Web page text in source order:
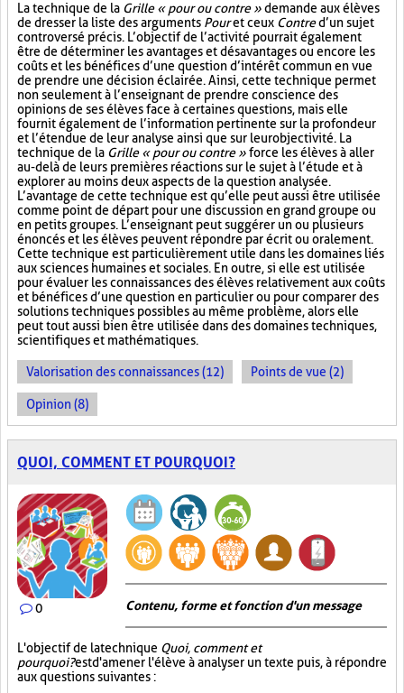
La technique de la Grille « pour ou contre »demande aux élèves
de dresser la liste des arguments Pouret ceux Contred’un sujet
controversé précis. L’objectif de l’activité pourrait également
être de déterminer les avantages et désavantages ou encore les
coûts et les bénéfices d’une question d’intérêt commun en vue
de prendre une décision éclairée. Ainsi, cette technique permet
non seulement à l’enseignant de prendre conscience des
opinions de ses élèves face à certaines questions, mais elle
fournit également de l’information pertinente sur la profondeur
et l’étendue de leur analyse ainsi que sur leur objectivité. La
technique de la Grille « pour ou contre »force les élèves à aller
au-delà de leurs premières réactions sur le sujet à l’étude et à
explorer au moins deux aspects de la question analysée.
L’avantage de cette technique est qu’elle peut aussi être utilisée
comme point de départ pour une discussion en grand groupe ou
en petits groupes. L’enseignant peut suggérer un ou plusieurs
énoncés et les élèves peuvent répondre par écrit ou oralement.
Cette technique est particulièrement utile dans les domaines liés
aux sciences humaines et sociales. En outre, si elle est utilisée
pour évaluer les connaissances des élèves relativement aux coûts
et bénéfices d’une question en particulier ou pour comparer des
solutions techniques possibles au même problème, alors elle
peut tout aussi bien être utilisée dans des domaines techniques,
scientifiques et mathématiques.
Valorisation des connaissances (12) Points de vue (2)
Opinion (8)
QUOI, COMMENT ET POURQUOI?
0 Contenu, forme et fonction d'un message
L'objectif de la technique Quoi, comment et
pourquoi?est d'amener l'élève à analyser un texte puis, à répondre
aux questions suivantes :